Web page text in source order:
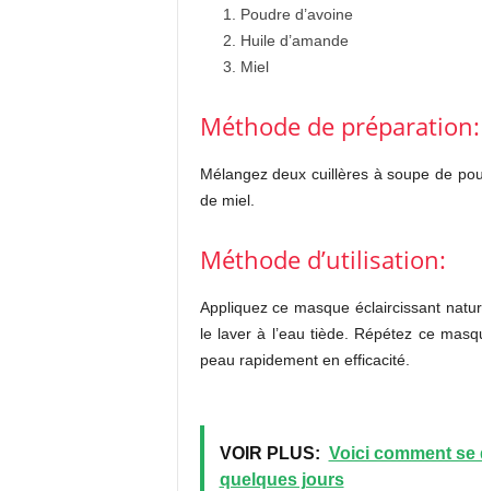
Poudre d’avoine
Huile d’amande
Miel
Méthode de préparation:
Mélangez deux cuillères à soupe de
de miel.
Méthode d’utilisation:
Appliquez ce masque éclaircissant
le laver à l’eau tiède. Répétez ce
peau rapidement en efficacité.
VOIR PLUS: Voici comment
quelques jours